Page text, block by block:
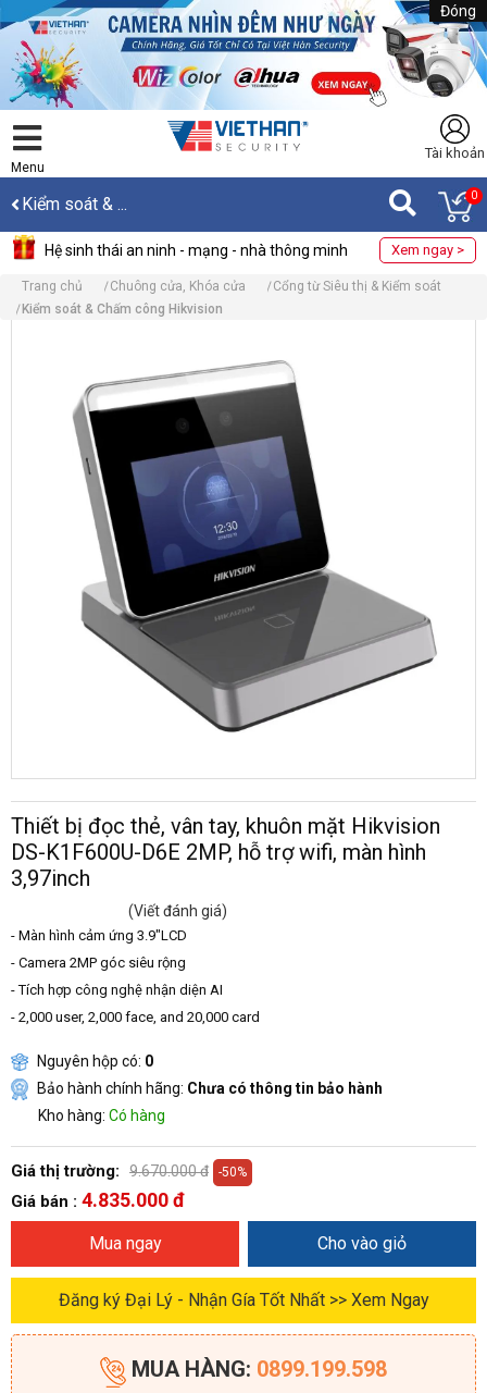
Đóng
Menu
Tài khoản
Kiểm soát & ... 0
Hệ sinh thái an ninh - mạng - nhà thông minh Xem ngay >
Trang chủ Chuông cửa, Khóa cửa
Cổng từ Siêu thị & Kiểm soát
Kiểm soát & Chấm công Hikvision
Thiết bị đọc thẻ, vân tay, khuôn mặt Hikvision
DS-K1F600U-D6E 2MP, hỗ trợ wifi, màn hình
3,97inch
(Viết đánh giá)
- Màn hình cảm ứng 3.9″LCD
- Camera 2MP góc siêu rộng
- Tích hợp công nghệ nhận diện AI
- 2,000 user, 2,000 face, and 20,000 card
Nguyên hộp có: 0
Bảo hành chính hãng: Chưa có thông tin bảo hành
Kho hàng: Có hàng
Giá thị trường: 9.670.000 đ -50%
Giá bán : 4.835.000 đ
Mua ngay Cho vào giỏ
Đăng ký Đại Lý - Nhận Gía Tốt Nhất >> Xem Ngay
MUA HÀNG: 0899.199.598